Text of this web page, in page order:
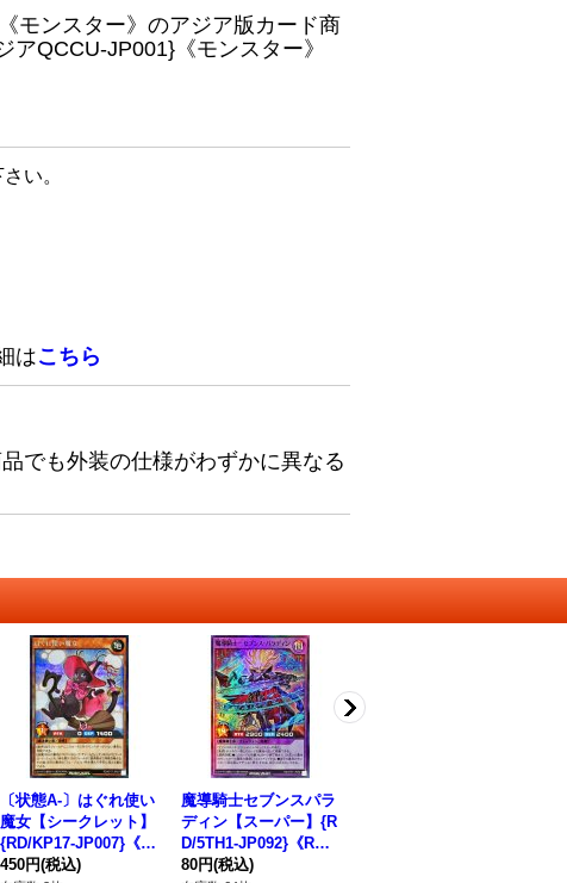
モンスター》のアジア版カード商
QCCU-JP001}《モンスター》
い。
はこちら
でも外装の仕様がわずかに異なる
〔状態A-〕はぐれ使い
魔女【シークレット】
{RD/KP17-JP007}《R
Dモンスター》
450円(税込)
魔導騎士セブンスパラ
ディン【スーパー】{R
D/5TH1-JP092}《RD
フュージョン》
80円(税込)